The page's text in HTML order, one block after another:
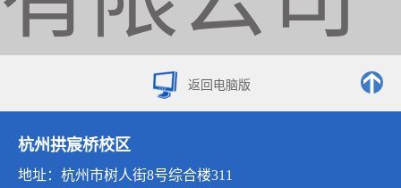
返回电脑版
杭州拱宸桥校区
地址：杭州市树人街8号综合楼311